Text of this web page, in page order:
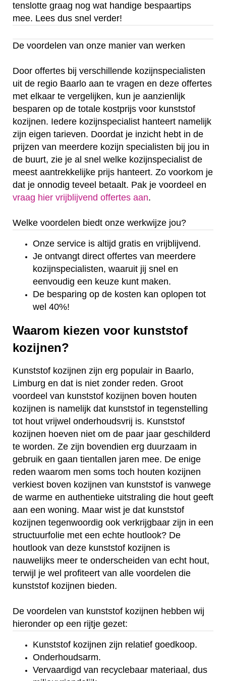
tenslotte graag nog wat handige bespaartips
mee. Lees dus snel verder!
De voordelen van onze manier van werken
Door offertes bij verschillende kozijnspecialisten
uit de regio Baarlo aan te vragen en deze offertes
met elkaar te vergelijken, kun je aanzienlijk
besparen op de totale kostprijs voor kunststof
kozijnen. Iedere kozijnspecialist hanteert namelijk
zijn eigen tarieven. Doordat je inzicht hebt in de
prijzen van meerdere kozijn specialisten bij jou in
de buurt, zie je al snel welke kozijnspecialist de
meest aantrekkelijke prijs hanteert. Zo voorkom je
dat je onnodig teveel betaalt. Pak je voordeel en
vraag hier vrijblijvend offertes aan.
Welke voordelen biedt onze werkwijze jou?
Onze service is altijd gratis en vrijblijvend.
Je ontvangt direct offertes van meerdere
kozijnspecialisten, waaruit jij snel en
eenvoudig een keuze kunt maken.
De besparing op de kosten kan oplopen tot
wel 40%!
Waarom kiezen voor kunststof
kozijnen?
Kunststof kozijnen zijn erg populair in Baarlo,
Limburg en dat is niet zonder reden. Groot
voordeel van kunststof kozijnen boven houten
kozijnen is namelijk dat kunststof in tegenstelling
tot hout vrijwel onderhoudsvrij is. Kunststof
kozijnen hoeven niet om de paar jaar geschilderd
te worden. Ze zijn bovendien erg duurzaam in
gebruik en gaan tientallen jaren mee. De enige
reden waarom men soms toch houten kozijnen
verkiest boven kozijnen van kunststof is vanwege
de warme en authentieke uitstraling die hout geeft
aan een woning. Maar wist je dat kunststof
kozijnen tegenwoordig ook verkrijgbaar zijn in een
structuurfolie met een echte houtlook? De
houtlook van deze kunststof kozijnen is
nauwelijks meer te onderscheiden van echt hout,
terwijl je wel profiteert van alle voordelen die
kunststof kozijnen bieden.
De voordelen van kunststof kozijnen hebben wij
hieronder op een rijtje gezet:
Kunststof kozijnen zijn relatief goedkoop.
Onderhoudsarm.
Vervaardigd van recyclebaar materiaal, dus